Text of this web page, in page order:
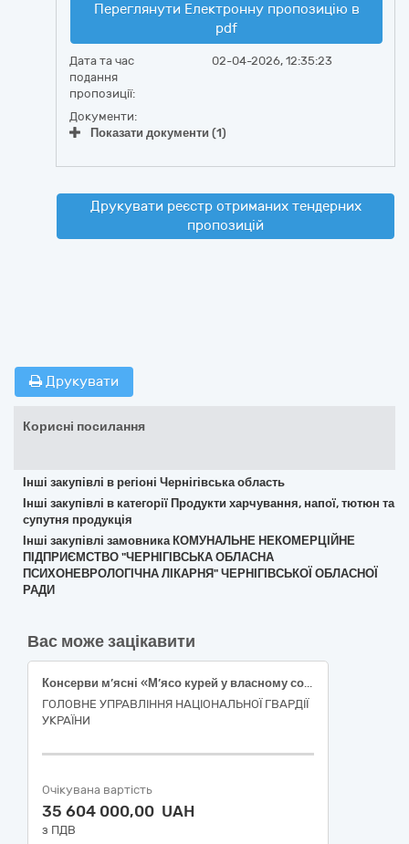
Переглянути Електронну пропозицію в
pdf
Дата та час
подання
пропозиції:
02-04-2026, 12:35:23
Документи:
Показати документи (1)
Друкувати реєстр отриманих тендерних
пропозицій
Друкувати
Корисні посилання
Інші закупівлі в регіоні Чернігівська область
Інші закупівлі в категорії Продукти харчування, напої, тютюн та
супутня продукція
Інші закупівлі замовника КОМУНАЛЬНЕ НЕКОМЕРЦІЙНЕ
ПІДПРИЄМСТВО "ЧЕРНІГІВСЬКА ОБЛАСНА
ПСИХОНЕВРОЛОГІЧНА ЛІКАРНЯ" ЧЕРНІГІВСЬКОЇ ОБЛАСНОЇ
РАДИ
Вас може зацікавити
Консерви м’ясні «М’ясо курей у власному соку»
ГОЛОВНЕ УПРАВЛІННЯ НАЦІОНАЛЬНОЇ ГВАРДІЇ
УКРАЇНИ
Очікувана вартість
35 604 000,00 UAH
з ПДВ